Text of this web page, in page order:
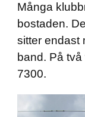
Många
bostaden.
sitter endast
band. På
7300.